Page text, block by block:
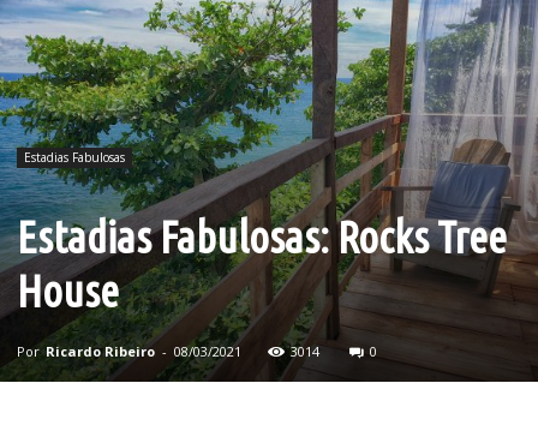
Estadias Fabulosas
Estadias Fabulosas: Rocks Tree
House
Por Ricardo Ribeiro - 08/03/2021 3014 0